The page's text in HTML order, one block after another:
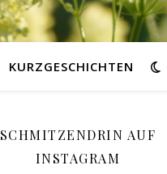
KURZGESCHICHTEN
SCHMITZENDRIN AUF
INSTAGRAM